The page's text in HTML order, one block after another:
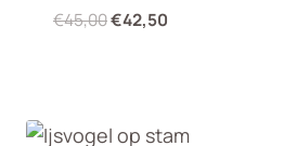
€45,00Oorspronkelijke
€42,50